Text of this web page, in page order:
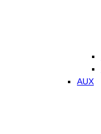
AUX